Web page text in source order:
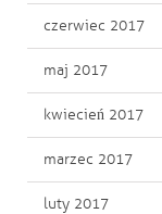
czerwiec 2017
maj 2017
kwiecień 2017
marzec 2017
luty 2017